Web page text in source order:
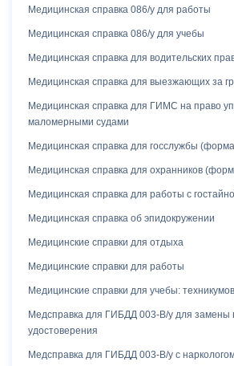
Полежаевская
Пражская
Преображенская площадь
Проспект Мира
Пятницкое шоссе
Римская
Ростокино
Рязанский проспект
СВАО
Селигерская
Медицинская справка 086/у для работы
Медицинская справка 086/у для учебы
Медицинская справка для водительских
Медицинская справка для выезжающих за
Медицинская справка для ГИМС на право
маломерными судами
Медицинская справка для госслужбы
Медицинская справка для охранников
Медицинская справка для работы с
Медицинская справка об эпидокружении
Медицинские справки для отдыха
Медицинские справки для работы
Медицинские справки для учебы:
Медсправка для ГИБДД 003-В/у для замены
удостоверения
Медсправка для ГИБДД 003-В/у с